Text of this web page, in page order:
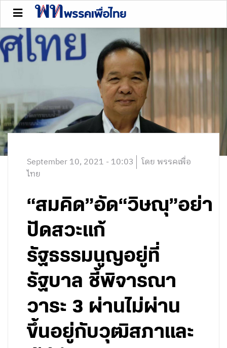
September 10, 2021 - 10:03
โดย พรรคเพื่อ
ไทย
“สมคิด”อัด“วิษณุ”อย่า
ปัดสวะแก้
รัฐธรรมนูญอยู่ที่
รัฐบาล ชี้พิจารณา
วาระ 3 ผ่านไม่ผ่าน
ขึ้นอยู่กับวุฒิสภาและ